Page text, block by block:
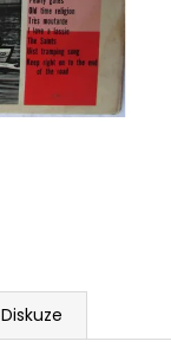
Diskuze